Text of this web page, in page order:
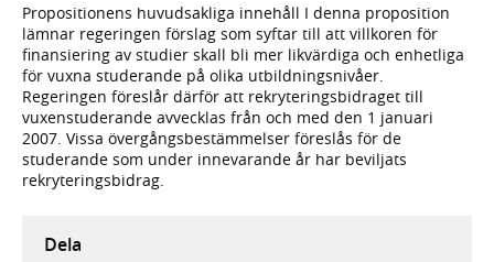
Propositionens huvudsakliga innehåll I denna proposition
lämnar regeringen förslag som syftar till att villkoren för
finansiering av studier skall bli mer likvärdiga och enhetliga
för vuxna studerande på olika utbildningsnivåer.
Regeringen föreslår därför att rekryteringsbidraget till
vuxenstuderande avvecklas från och med den 1 januari
2007. Vissa övergångsbestämmelser föreslås för de
studerande som under innevarande år har beviljats
rekryteringsbidrag.
Dela